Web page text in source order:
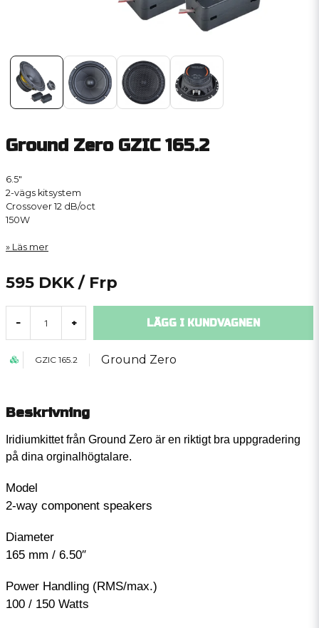
Ground Zero GZIC 165.2
6.5″
2-vägs kitsystem
Crossover 12 dB/oct
150W
Läs mer
595 DKK / Frp
- + LÄGG I KUNDVAGNEN
GZIC 165.2 Ground Zero
Beskrivning
Iridiumkittet från Ground Zero är en riktigt bra uppgradering
på dina orginalhögtalare.
Model
2-way component speakers
Diameter
165 mm / 6.50″
Power Handling (RMS/max.)
100 / 150 Watts